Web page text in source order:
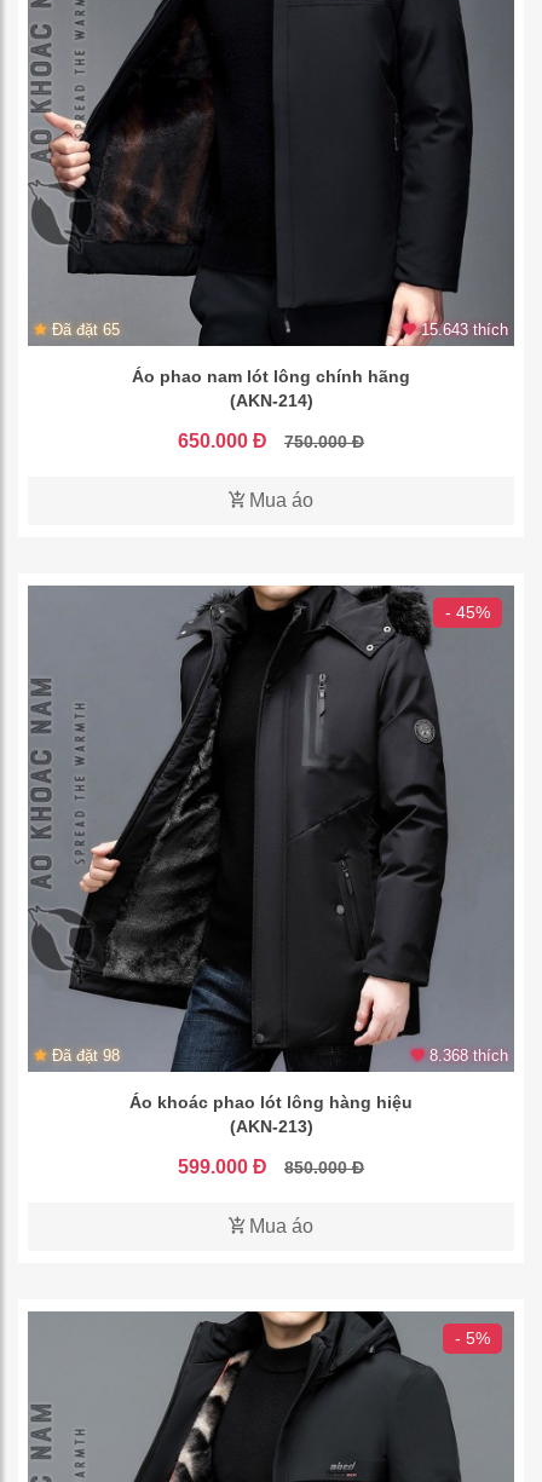
Đã đặt 65 15.643 thích
Áo phao nam lót lông chính hãng
(AKN-214)
650.000 Đ 750.000 Đ
Mua áo
- 45%
Đã đặt 98 8.368 thích
Áo khoác phao lót lông hàng hiệu
(AKN-213)
599.000 Đ 850.000 Đ
Mua áo
- 5%